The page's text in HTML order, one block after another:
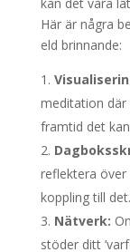
Här är några
eld brinnande:
meditation där
framtid det
reflektera över
koppling till det.
Nätverk:
stöder ditt